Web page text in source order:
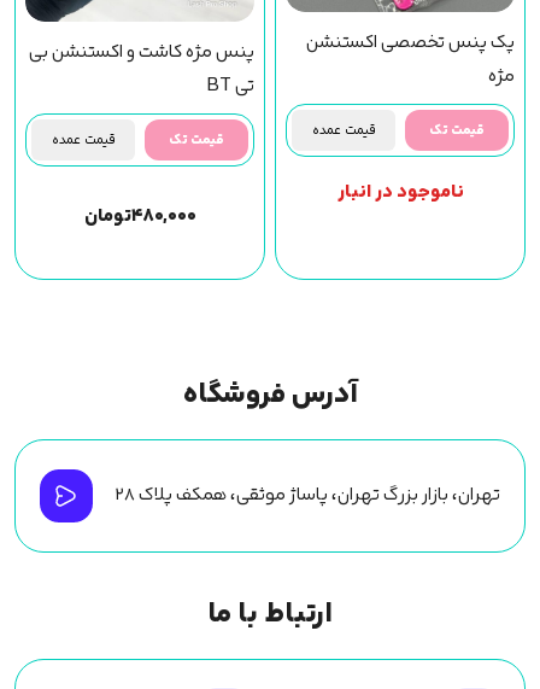
پک پنس تخصصی اکستنشن
مژه
قیمت تک قیمت عمده
ناموجود در انبار
پنس مژه کاشت و اکستنشن بی
تی BT
قیمت تک قیمت عمده
۴۸۰,۰۰۰تومان
آدرس فروشگاه
تهران، بازار بزرگ تهران، پاساژ موثقی، همکف پلاک ۲۸
ارتباط با ما